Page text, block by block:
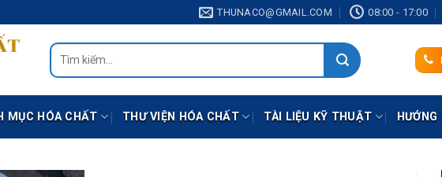
THUNACO@GMAIL.COM 08:00 - 17:00
Tìm
kiếm:
MỤC HÓA CHẤT THƯ VIỆN HÓA CHẤT TÀI LIỆU KỸ THUẬT